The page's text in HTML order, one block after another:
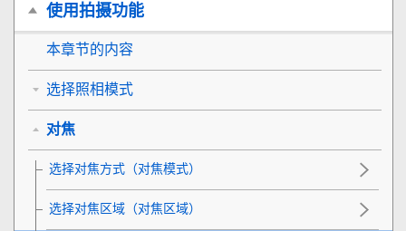
使用拍摄功能
本章节的内容
选择照相模式
对焦
选择对焦方式（对焦模式）
选择对焦区域（对焦区域）